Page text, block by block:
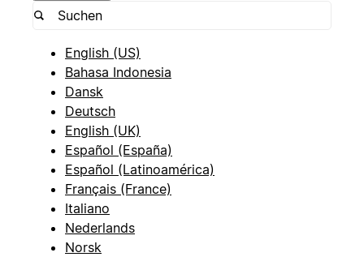
English (US)
Bahasa Indonesia
Dansk
Deutsch
English (UK)
Español (España)
Español (Latinoamérica)
Français (France)
Italiano
Nederlands
Norsk